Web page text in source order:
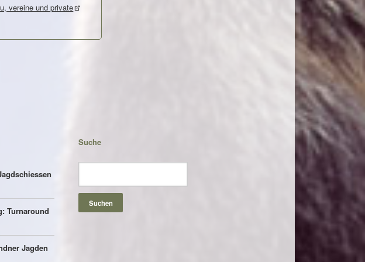
vereine und private
Turnaround
Jagden
Suche
Suchen